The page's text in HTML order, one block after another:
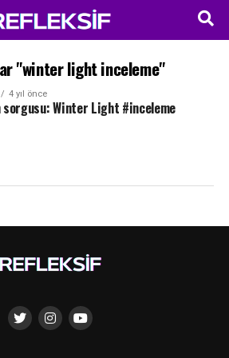
"winter light inceleme"
4 yıl önce
sorgusu: Winter Light #inceleme